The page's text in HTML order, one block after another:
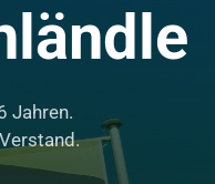
Jahren.